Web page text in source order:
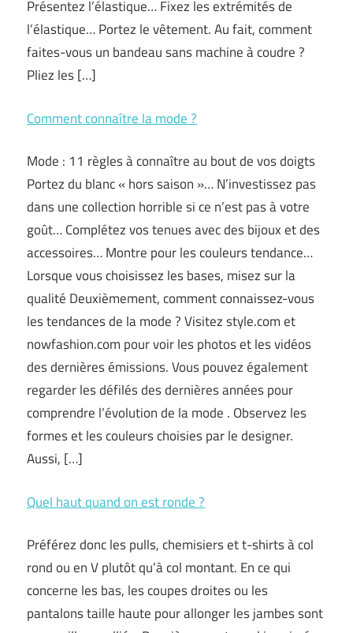
Présentez l’élastique… Fixez les extrémités de
l’élastique… Portez le vêtement. Au fait, comment
faites-vous un bandeau sans machine à coudre ?
Pliez les […]
Comment connaître la mode ?
Mode : 11 règles à connaître au bout de vos doigts
Portez du blanc « hors saison »… N’investissez pas
dans une collection horrible si ce n’est pas à votre
goût… Complétez vos tenues avec des bijoux et des
accessoires… Montre pour les couleurs tendance…
Lorsque vous choisissez les bases, misez sur la
qualité Deuxièmement, comment connaissez-vous
les tendances de la mode ? Visitez style.com et
nowfashion.com pour voir les photos et les vidéos
des dernières émissions. Vous pouvez également
regarder les défilés des dernières années pour
comprendre l’évolution de la mode . Observez les
formes et les couleurs choisies par le designer.
Aussi, […]
Quel haut quand on est ronde ?
Préférez donc les pulls, chemisiers et t-shirts à col
rond ou en V plutôt qu’à col montant. En ce qui
concerne les bas, les coupes droites ou les
pantalons taille haute pour allonger les jambes sont